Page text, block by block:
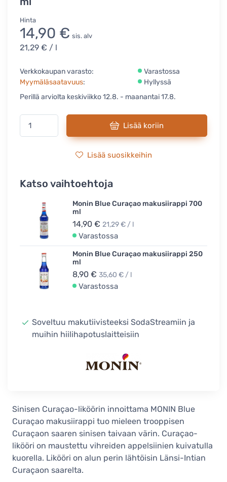
Hinta
14,90 € sis. alv
21,29 € / l
Verkkokaupan varasto:
Varastossa
Myymäläsaatavuus:
Hyllyssä
Perillä arviolta keskiviikko 12.8. - maanantai 17.8.
Lisää koriin
Lisää suosikkeihin
Katso vaihtoehtoja
Monin Blue Curaçao makusiirappi 700
ml
14,90 € 21,29 € / l
Varastossa
Monin Blue Curaçao makusiirappi 250
ml
8,90 € 35,60 € / l
Varastossa
Soveltuu makutiivisteeksi SodaStreamiin ja
muihin hiilihapotuslaitteisiin
Sinisen Curaçao-liköörin innoittama MONIN Blue
Curaçao makusiirappi tuo mieleen trooppisen
Curaçaon saaren sinisen taivaan värin. Curaçao-
likööri on maustettu vihreiden appelsiinien kuivatulla
kuorella. Likööri on alun perin lähtöisin Länsi-Intian
Curaçaon saarelta.